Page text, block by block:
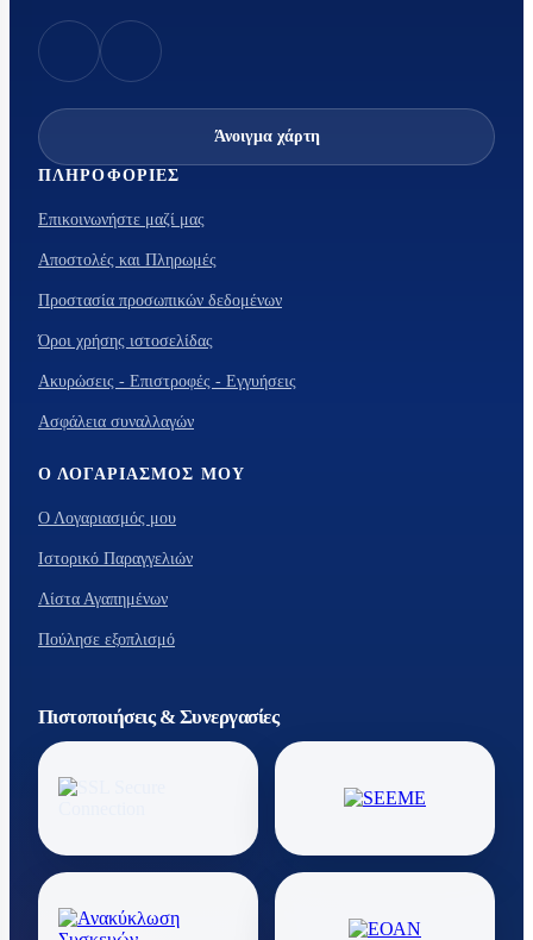
Άνοιγμα χάρτη
ΠΛΗΡΟΦΟΡΊΕΣ
Επικοινωνήστε μαζί μας
Αποστολές και Πληρωμές
Προστασία προσωπικών δεδομένων
Όροι χρήσης ιστοσελίδας
Ακυρώσεις - Επιστροφές - Εγγυήσεις
Ασφάλεια συναλλαγών
Ο ΛΟΓΑΡΙΑΣΜΌΣ ΜΟΥ
Ο Λογαριασμός μου
Ιστορικό Παραγγελιών
Λίστα Αγαπημένων
Πούλησε εξοπλισμό
Πιστοποιήσεις & Συνεργασίες